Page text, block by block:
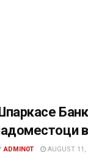
ADMIN0T AUGUST 11,